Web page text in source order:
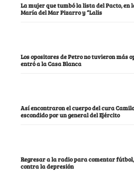
La mujer que tumbó la lista del Pacto, en
María del Mar Pizarro y “Lalis
Los opositores de Petro no tuvieron más
entró a la Casa Blanca
Así encontraron el cuerpo del cura
escondido por un general del Ejército
Regresar a la radio para comentar
contra la depresión